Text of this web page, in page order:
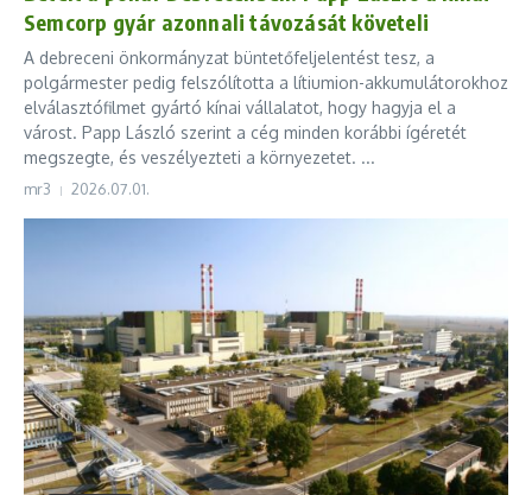
Semcorp gyár azonnali távozását követeli
A debreceni önkormányzat büntetőfeljelentést tesz, a
polgármester pedig felszólította a lítiumion-akkumulátorokhoz
elválasztófilmet gyártó kínai vállalatot, hogy hagyja el a
várost. Papp László szerint a cég minden korábbi ígéretét
megszegte, és veszélyezteti a környezetet. ...
mr3 2026.07.01.